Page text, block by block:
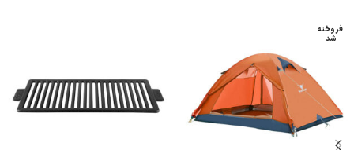
فروخته
شد